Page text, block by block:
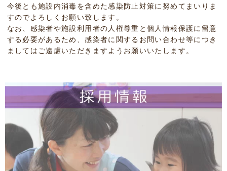
今後とも施設内消毒を含めた感染防止対策に努めてまいりま
すのでよろしくお願い致します。
なお、感染者や施設利用者の人権尊重と個人情報保護に留意
する必要があるため、感染者に関するお問い合わせ等につき
ましてはご遠慮いただきますようお願いいたします。